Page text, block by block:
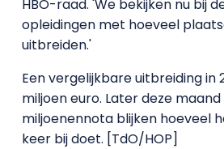
HBO-raad. 'We bekijken nu bij
opleidingen met hoeveel
uitbreiden.'
Een vergelijkbare uitbreiding
miljoen euro. Later deze
miljoenennota blijken hoeveel
keer bij doet. [TdO/HOP]